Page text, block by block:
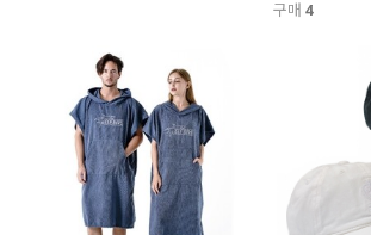
구매 4